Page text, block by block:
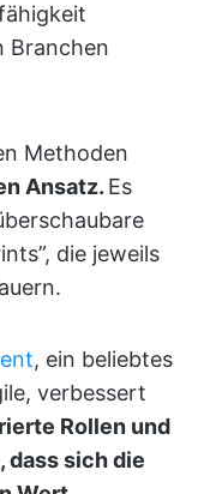
Branchen
Methoden
Ansatz. Es
die jeweils
, ein beliebtes
verbessert
Rollen und
dass sich die